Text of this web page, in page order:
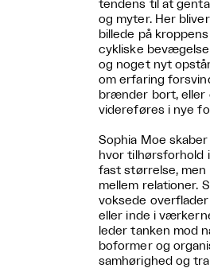
tendens til at
og myter. Her
billede på
cykliske
og noget nyt
om erfaring
brænder bort, eller
videreføres i nye
Sophia Moe
hvor tilhørsforhold
fast størrelse, men
mellem relationer.
voksede
eller inde i
leder tanken mod
boformer og
samhørighed og